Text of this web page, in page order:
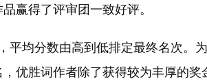
赢得了评审团一致好评。
均分数由高到低排定最终名次。
优胜词作者除了获得较为丰厚的